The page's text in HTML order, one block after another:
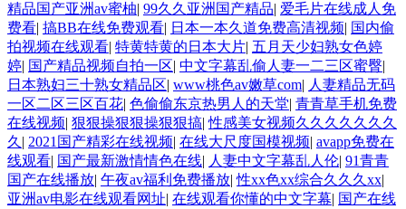
精品国产亚洲av蜜柚| 99久久亚洲国产精品| 爱毛片在线成人免
费看| 搞BB在线免费观看| 日本一本久道免费高清视频| 国内偷
拍视频在线观看| 特黄特黄的日本大片| 五月天少妇熟女色婷
婷| 国产精品视频自拍一区| 中文字幕乱偷人妻一二三区蜜臀|
日本熟妇三十熟女精品区| www桃色av嫩草com| 人妻精品无码
一区二区三区百花| 色偷偷东京热男人的天堂| 青青草手机免费
在线视频| 狠狠操狠狠操狠狠搞|性感美女视频久久久久久久久
久 | 2021国产精彩在线视频| 在线大尺度国模视频| avapp免费在
线观看| 国产最新激情情色在线| 人妻中文字幕乱人伦| 91青青
国产在线播放| 午夜av福利免费播放|性xx色xx综合久久久xx|
亚洲av电影在线观看网址| 在线观看你懂的中文字幕| 国产在线